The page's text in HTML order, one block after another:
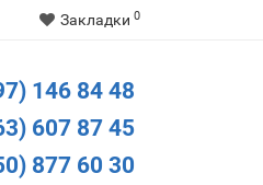
Закладки 0
146 84 48
607 87 45
877 60 30